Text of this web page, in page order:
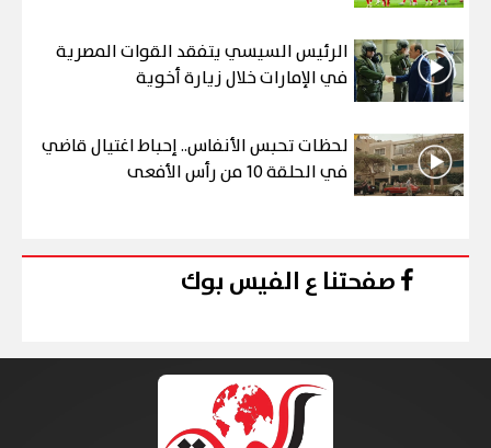
الرئيس السيسي يتفقد القوات المصرية
في الإمارات خلال زيارة أخوية
لحظات تحبس الأنفاس.. إحباط اغتيال قاضي
في الحلقة 10 من رأس الأفعى
صفحتنا ع الفيس بوك